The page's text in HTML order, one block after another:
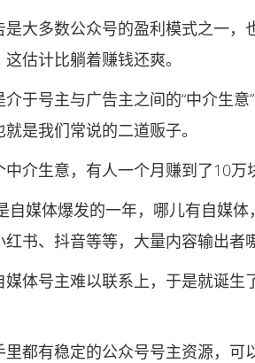
多数公众号的盈利模式之一，
估计比躺着赚钱还爽。
号主与广告主之间的“中介生意
是我们常说的二道贩子。
生意，有人一个月赚到了10万
媒体爆发的一年，哪儿有自媒体
书、抖音等等，大量内容输出者
号主难以联系上，于是就诞生
有稳定的公众号号主资源，可